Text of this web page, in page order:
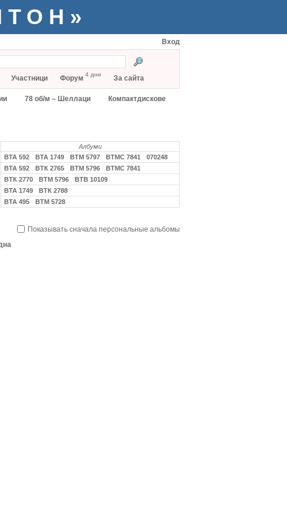
Вход
Участници Форум 4 дни За сайта
78 об/м – Шеллаци Компактдискове
Албуми
ВТА 592 ВТА 1749 ВТМ 5797 ВТМС 7841 070248
ВТА 592 ВТК 2765 ВТМ 5796 ВТМС 7841
ВТК 2770 ВТМ 5796 ВТВ 10109
ВТА 1749 ВТК 2788
ВТА 495 ВТМ 5728
Показывать сначала персональные альбомы